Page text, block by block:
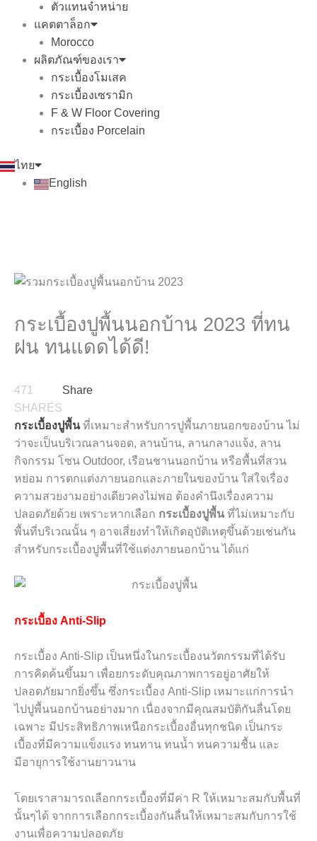
ตัวแทนจำหน่าย
แคตตาล็อก
Morocco
ผลิตภัณฑ์ของเรา
กระเบื้องโมเสค
กระเบื้องเซรามิก
F & W Floor Covering
กระเบื้อง Porcelain
ไทย
English
กระเบื้องปูพื้นนอกบ้าน 2023 ที่ทน
ฝน ทนแดดได้ดี!
471
SHARES
Share
กระเบื้องปูพื้นที่เหมาะสำหรับการปูพื้นภายนอกของบ้าน ไม่
ว่าจะเป็นบริเวณลานจอด, ลานบ้าน, ลานกลางแจ้ง, ลาน
กิจกรรม โซน Outdoor, เรือนชานนอกบ้าน หรือพื้นที่สวน
หย่อม การตกแต่งภายนอกและภายในของบ้าน ใส่ใจเรื่อง
ความสวยงามอย่างเดียวคงไม่พอ ต้องคำนึงเรื่องความ
ปลอดภัยด้วย เพราะหากเลือก กระเบื้องปูพื้น ที่ไม่เหมาะกับ
พื้นที่บริเวณนั้น ๆ อาจเสี่ยงทำให้เกิดอุบัติเหตุขึ้นด้วยเช่นกัน
สำหรับกระเบื้องปูพื้นที่ใช้แต่งภายนอกบ้าน ได้แก่
กระเบื้อง Anti-Slip
กระเบื้อง Anti-Slip เป็นหนึ่งในกระเบื้องนวัตกรรมที่ได้รับ
การคิดค้นขึ้นมา เพื่อยกระดับคุณภาพการอยู่อาศัยให้
ปลอดภัยมากยิ่งขึ้น ซึ่งกระเบื้อง Anti-Slip เหมาะแก่การนำ
ไปปูพื้นนอกบ้านอย่างมาก เนื่องจากมีคุณสมบัติกันลื่นโดย
เฉพาะ มีประสิทธิภาพเหนือกระเบื้องอื่นทุกชนิด เป็นกระ
เบื้องที่มีความแข็งแรง ทนทาน ทนน้ำ ทนความชื้น และ
มีอายุการใช้งานยาวนาน
โดยเราสามารถเลือกกระเบื้องที่มีค่า R ให้เหมาะสมกับพื้นที่
นั้นๆได้ จากการเลือกกระเบื้องกันลื่นให้เหมาะสมกับการใช้
งานเพื่อความปลอดภัย